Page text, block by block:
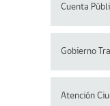
Cuenta
Gobierno
Atención